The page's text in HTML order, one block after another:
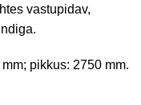
vastupidav,
pikkus: 2750 mm.